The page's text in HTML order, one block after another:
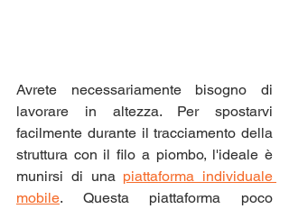
Avrete necessariamente bisogno di
lavorare in altezza. Per spostarvi
facilmente durante il tracciamento della
struttura con il filo a piombo, l'ideale è
munirsi di una piattaforma individuale
mobile. Questa piattaforma poco